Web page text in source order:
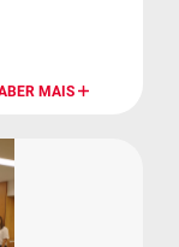
MAIS